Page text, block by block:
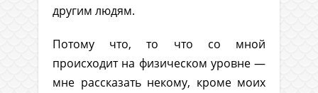
другим людям.
Потому что, то что со мной
происходит на физическом уровне —
мне рассказать некому, кроме моих